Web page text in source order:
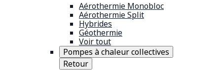
Aérothermie Monobloc
Aérothermie Split
Hybrides
Géothermie
Voir tout
Pompes à chaleur collectives
Retour